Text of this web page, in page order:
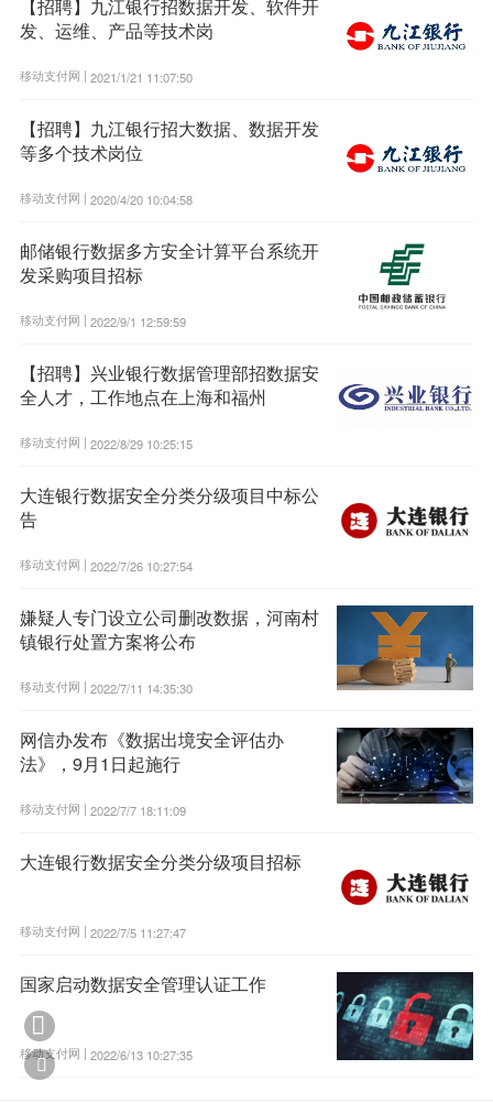
【招聘】九江银行招数据开发、软件开
发、运维、产品等技术岗
移动支付网 | 2021/1/21 11:07:50
【招聘】九江银行招大数据、数据开发
等多个技术岗位
移动支付网 | 2020/4/20 10:04:58
邮储银行数据多方安全计算平台系统开
发采购项目招标
移动支付网 | 2022/9/1 12:59:59
【招聘】兴业银行数据管理部招数据安
全人才，工作地点在上海和福州
移动支付网 | 2022/8/29 10:25:15
大连银行数据安全分类分级项目中标公
告
移动支付网 | 2022/7/26 10:27:54
嫌疑人专门设立公司删改数据，河南村
镇银行处置方案将公布
移动支付网 | 2022/7/11 14:35:30
网信办发布《数据出境安全评估办
法》，9月1日起施行
移动支付网 | 2022/7/7 18:11:09
大连银行数据安全分类分级项目招标
移动支付网 | 2022/7/5 11:27:47
国家启动数据安全管理认证工作
移动支付网 | 2022/6/13 10:27:35

